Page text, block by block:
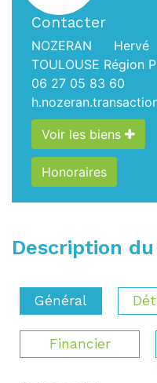
Contacter
NOZERAN
TOULOUSE Région
06 27 05 83 60
Voir les biens
Honoraires
Description
Général
Financier